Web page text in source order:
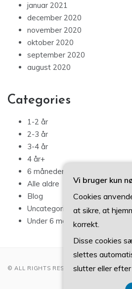
januar 2021
december 2020
november 2020
oktober 2020
september 2020
august 2020
Categories
1-2 år
2-3 år
3-4 år
4 år+
6 måneder – 1 år
Alle aldre
Blog
Uncategorized
Under 6 måneder
© ALL RIGHTS RESERVED 2022
Vi bruger kun
Cookies
at sikre, at
korrekt.
Disse cookies
slettes
slutter eller